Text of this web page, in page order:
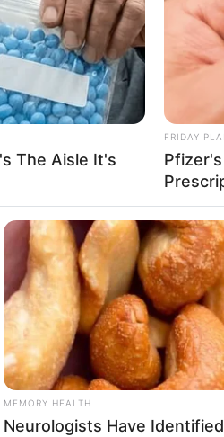
momento para as
um sentimento de
papel vital que as
dedicação e força.
The Aisle It's
FRIDAY
MEMORY HEALTH
Neurologists Have